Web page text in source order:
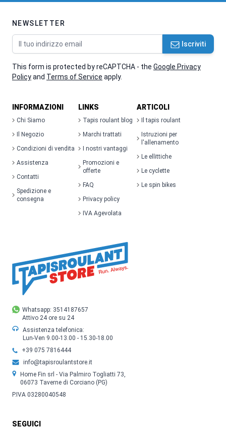
Whatsapp: 3514187657
Attivo 24 ore su 24
Assistenza telefonica:
Lun-Ven 9.00-13.00 - 15.30-18.00
+39 075 7816444
info@tapisroulantstore.it
Home Fin srl - Via Palmiro Togliatti 73,
06073 Taverne di Corciano (PG)
P.IVA 03280040548
SEGUICI
NEWSLETTER
Indirizzo email Iscriviti
This form is protected by reCAPTCHA - the Google Privacy
Policyand Terms of Service apply.
INFORMAZIONI
Chi Siamo
Il Negozio
Condizioni di vendita
Assistenza
Contatti
Spedizione e
consegna
LINKS
Tapis roulant blog
Marchi trattati
I nostri vantaggi
Promozioni e
offerte
FAQ
Privacy policy
IVA Agevolata
ARTICOLI
Il tapis roulant
Istruzioni per
l'allenamento
Le ellittiche
Le cyclette
Le spin bikes